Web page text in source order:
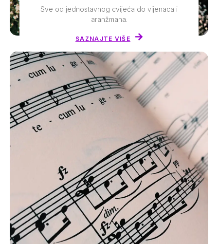
Sve od jednostavnog cvijeća do vijenaca i
aranžmana.
SAZNAJTE VIŠE